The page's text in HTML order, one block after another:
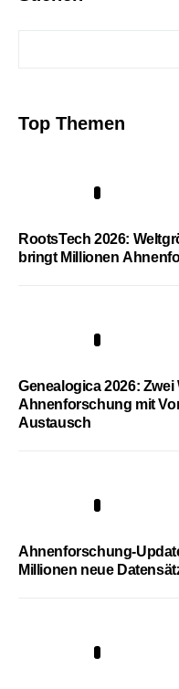
Top Themen
RootsTech 2026:
bringt Millionen
Genealogica 2026:
Ahnenforschung mit
Austausch
Ahnenforschung-
Millionen neue